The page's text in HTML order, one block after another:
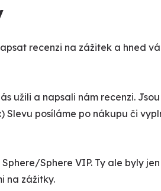
recenzi na zážitek a hned
užili a napsali nám recenzi.
Slevu posíláme po nákupu či
Sphere VIP. Ty ale byly
na zážitky.